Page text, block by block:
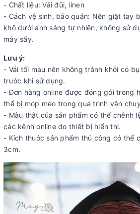
- Chất liệu: Vải đũi, linen
- Cách vệ sinh, bảo quản: Nên giặt tay
khô dưới ánh sáng tự nhiên, không sử
máy sấy.
Lưu ý:
- Vải tối màu nên không tránh khỏi có
trước khi sử dụng.
- Đơn hàng online được đóng gói trong
thể bị móp méo trong quá trình vận
- Màu thật của sản phẩm có thể chênh
các kênh online do thiết bị hiển thị.
- Kích thuớc sản phẩm thủ công có thể
3cm.